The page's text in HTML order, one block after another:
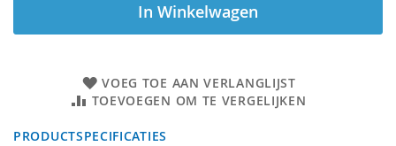
In Winkelwagen
VOEG TOE AAN VERLANGLIJST
TOEVOEGEN OM TE VERGELIJKEN
PRODUCTSPECIFICATIES